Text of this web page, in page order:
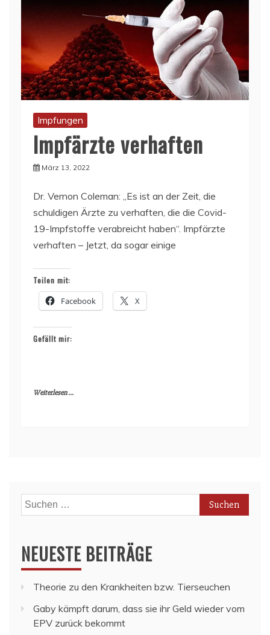
Impfungen
Impfärzte verhaften
März 13, 2022
Dr. Vernon Coleman: „Es ist an der Zeit, die
schuldigen Ärzte zu verhaften, die die Covid-
19-Impfstoffe verabreicht haben“. Impfärzte
verhaften – Jetzt, da sogar einige
Teilen mit:
Facebook X
Gefällt mir:
Weiterlesen ...
Suchen
nach:
NEUESTE BEITRÄGE
Theorie zu den Krankheiten bzw. Tierseuchen
Gaby kämpft darum, dass sie ihr Geld wieder vom
EPV zurück bekommt